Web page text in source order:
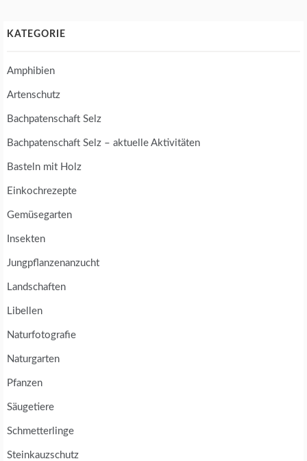
KATEGORIE
Amphibien
Artenschutz
Bachpatenschaft Selz
Bachpatenschaft Selz – aktuelle Aktivitäten
Basteln mit Holz
Einkochrezepte
Gemüsegarten
Insekten
Jungpflanzenanzucht
Landschaften
Libellen
Naturfotografie
Naturgarten
Pfanzen
Säugetiere
Schmetterlinge
Steinkauzschutz